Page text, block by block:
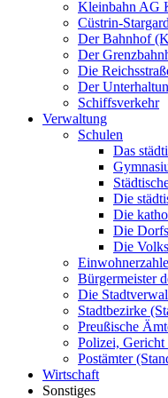
Kleinbahn AG
Cüstrin-
Der Bahnhof
Der
Die
Der
Schiffsverkehr
Verwaltung
Schulen
Das
Die
Die
Die
Die
Bürgermeister
Die
Stadtbezirke
Preußische
Polizei, Gericht
Postämter
Wirtschaft
Sonstiges